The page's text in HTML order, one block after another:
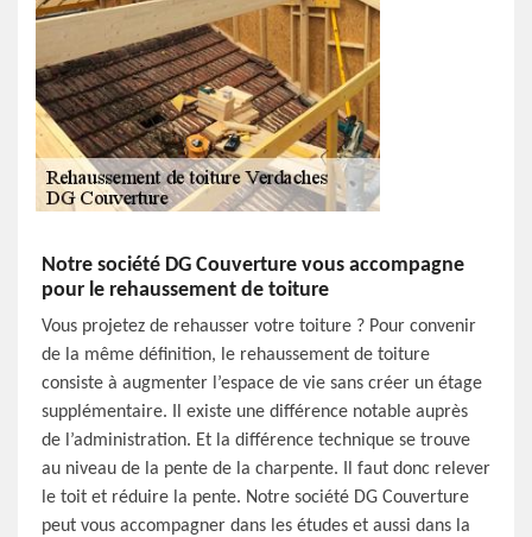
Notre société DG Couverture vous accompagne
pour le rehaussement de toiture
Vous projetez de rehausser votre toiture ? Pour convenir
de la même définition, le rehaussement de toiture
consiste à augmenter l’espace de vie sans créer un étage
supplémentaire. Il existe une différence notable auprès
de l’administration. Et la différence technique se trouve
au niveau de la pente de la charpente. Il faut donc relever
le toit et réduire la pente. Notre société DG Couverture
peut vous accompagner dans les études et aussi dans la